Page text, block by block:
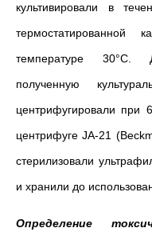
культивировали в
температуре 30°С.
полученную
центрифугировали
центрифуге JA-21
стерилизовали
и хранили до
Определение